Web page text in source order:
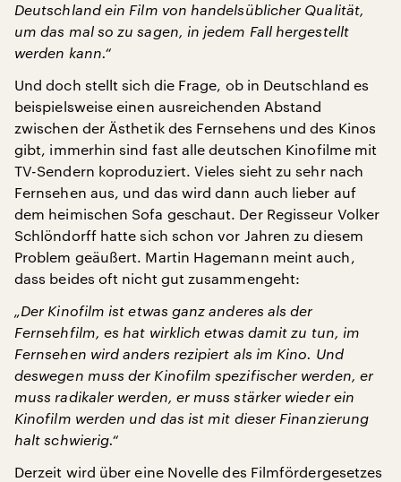
Deutschland ein Film von handelsüblicher Qualität,
um das mal so zu sagen, in jedem Fall hergestellt
werden kann.“
Und doch stellt sich die Frage, ob in Deutschland es
beispielsweise einen ausreichenden Abstand
zwischen der Ästhetik des Fernsehens und des Kinos
gibt, immerhin sind fast alle deutschen Kinofilme mit
TV-Sendern koproduziert. Vieles sieht zu sehr nach
Fernsehen aus, und das wird dann auch lieber auf
dem heimischen Sofa geschaut. Der Regisseur Volker
Schlöndorff hatte sich schon vor Jahren zu diesem
Problem geäußert. Martin Hagemann meint auch,
dass beides oft nicht gut zusammengeht:
„Der Kinofilm ist etwas ganz anderes als der
Fernsehfilm, es hat wirklich etwas damit zu tun, im
Fernsehen wird anders rezipiert als im Kino. Und
deswegen muss der Kinofilm spezifischer werden, er
muss radikaler werden, er muss stärker wieder ein
Kinofilm werden und das ist mit dieser Finanzierung
halt schwierig.“
Derzeit wird über eine Novelle des Filmfördergesetzes